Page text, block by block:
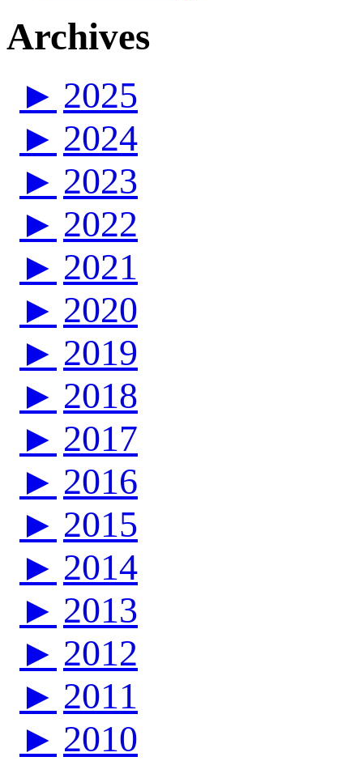
Archives
► 2025
► 2024
► 2023
► 2022
► 2021
► 2020
► 2019
► 2018
► 2017
► 2016
► 2015
► 2014
► 2013
► 2012
► 2011
► 2010